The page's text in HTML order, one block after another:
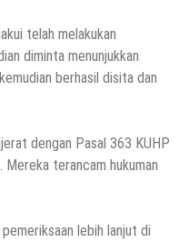
telah melakukan
diminta menunjukkan
berhasil disita dan
dengan Pasal 363 KUHP
terancam hukuman
lebih lanjut di